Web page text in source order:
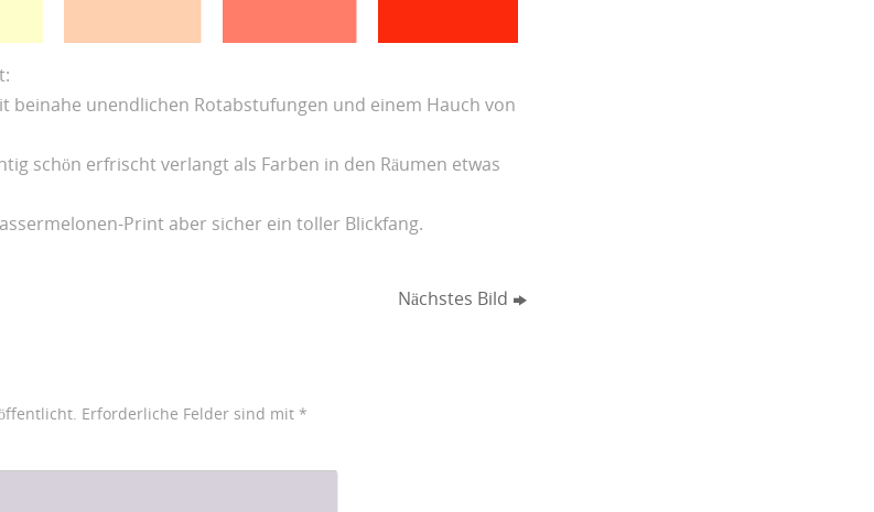
beinahe unendlichen Rotabstufungen und einem Hauch von
schön erfrischt verlangt als Farben in den Räumen etwas
Print aber sicher ein toller Blickfang.
Nächstes Bild
Erforderliche Felder sind mit *